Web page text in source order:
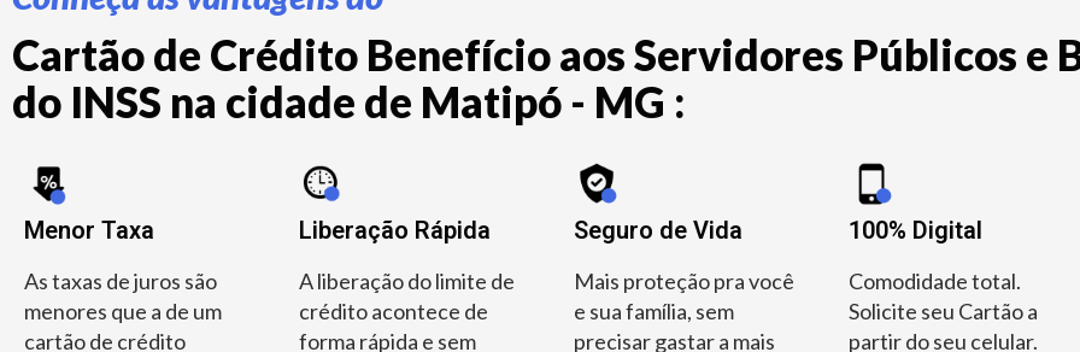
Cartão de Crédito Benefício aos Servidores Públicos e
do INSS na cidade de Matipó - MG :
Menor Taxa
As taxas de juros são
menores que a de um
cartão de crédito
Liberação Rápida
A liberação do limite de
crédito acontece de
forma rápida e sem
Seguro de Vida
Mais proteção pra você
e sua família, sem
precisar gastar a mais
100% Digital
Comodidade total.
Solicite seu Cartão a
partir do seu celular.